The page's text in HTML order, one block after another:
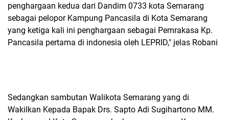
penghargaan kedua dari Dandim 0733 kota Semarang
sebagai pelopor Kampung Pancasila di Kota Semarang
yang ketiga kali ini penghargaan sebagai Pemrakasa Kp.
Pancasila pertama di indonesia oleh LEPRID," jelas Robani
Sedangkan sambutan Walikota Semarang yang di
Wakilkan Kepada Bapak Drs. Sapto Adi Sugihartono MM.